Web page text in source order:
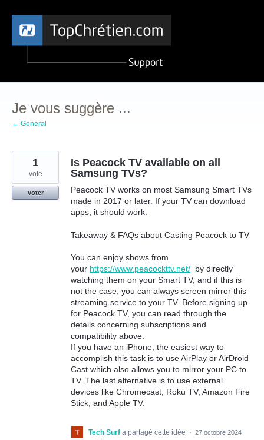
Aller
contenu
Je vous suggère ...
← General
Is Peacock TV available on all
Samsung TVs?
Peacock TV works on most Samsung Smart TVs
made in 2017 or later. If your TV can download
apps, it should work.
Takeaway & FAQs about Casting Peacock to TV
You can enjoy shows from
your https://www.peacockttv.net/ by directly
watching them on your Smart TV, and if this is
not the case, you can always screen mirror this
streaming service to your TV. Before signing up
for Peacock TV, you can read through the
details concerning subscriptions and
compatibility above.
If you have an iPhone, the easiest way to
accomplish this task is to use AirPlay or AirDroid
Cast which also allows you to mirror your PC to
TV. The last alternative is to use external
devices like Chromecast, Roku TV, Amazon Fire
Stick, and Apple TV.
1
vote
voter
Tech Surf a partagé cette idée · 27 octobre 2024